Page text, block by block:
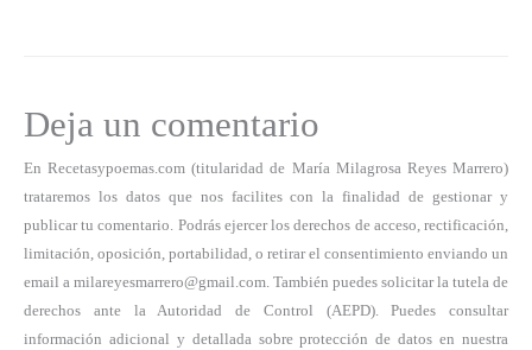
Deja un comentario
En Recetasypoemas.com (titularidad de María Milagrosa Reyes Marrero)
trataremos los datos que nos facilites con la finalidad de gestionar y
publicar tu comentario. Podrás ejercer los derechos de acceso, rectificación,
limitación, oposición, portabilidad, o retirar el consentimiento enviando un
email a milareyesmarrero@gmail.com. También puedes solicitar la tutela de
derechos ante la Autoridad de Control (AEPD). Puedes consultar
información adicional y detallada sobre protección de datos en nuestra